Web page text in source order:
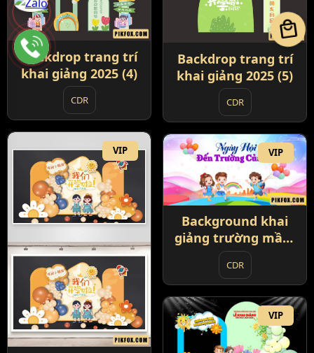
Backdrop trang trí
khai giảng 2025 (4)
CDR
Backdrop trang trí
khai giảng 2025 (5)
CDR
VIP VIP
Background khai
giảng trường mầm
non 2025 (1)
CDR
VIP
local_mall